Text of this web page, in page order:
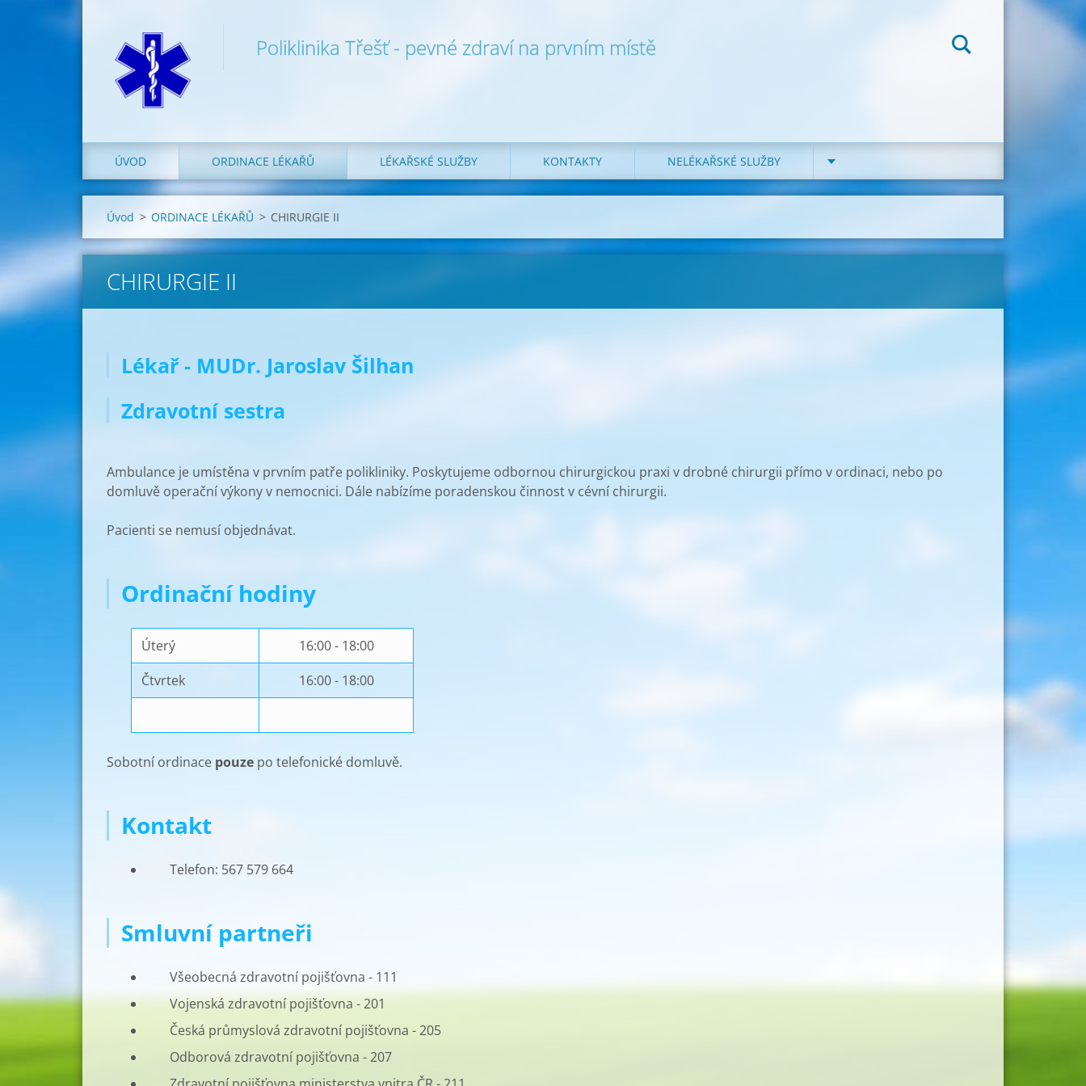
Poliklinika Třešť - pevné zdraví na prvním místě
ÚVOD ORDINACE LÉKAŘŮ LÉKAŘSKÉ SLUŽBY KONTAKTY NELÉKAŘSKÉ SLUŽBY
Úvod > ORDINACE LÉKAŘŮ > CHIRURGIE II
CHIRURGIE II
Lékař - MUDr. Jaroslav Šilhan
Zdravotní sestra
Ambulance je umístěna v prvním patře polikliniky. Poskytujeme odbornou chirurgickou praxi v drobné chirurgii přímo v ordinaci, nebo po
domluvě operační výkony v nemocnici. Dále nabízíme poradenskou činnost v cévní chirurgii.
Pacienti se nemusí objednávat.
Ordinační hodiny
Úterý
16:00 - 18:00
Čtvrtek
16:00 - 18:00
Sobotní ordinace pouze po telefonické domluvě.
Kontakt
Telefon: 567 579 664
Smluvní partneři
Všeobecná zdravotní pojišťovna - 111
Vojenská zdravotní pojišťovna - 201
Česká průmyslová zdravotní pojišťovna - 205
Odborová zdravotní pojišťovna - 207